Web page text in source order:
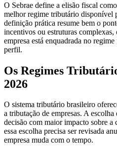
O Sebrae define a elisão fiscal
melhor regime tributário disponível
definição prática resume bem o
incentivos ou estruturas
empresa está enquadrada no
perfil.
Os Regimes
2026
O sistema tributário brasileiro
a tributação de empresas. A
decisão com maior impacto sobre a
essa escolha precisa ser revisada
empresa muda com o tempo.